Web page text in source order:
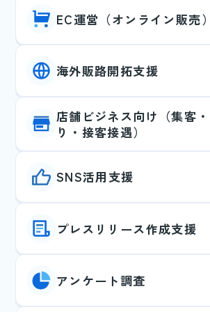
EC運営（オンライン販売
海外販路開拓支援
店舗ビジネス向け（集客
り・接客接遇）
SNS活用支援
プレスリリース作成支援
アンケート調査